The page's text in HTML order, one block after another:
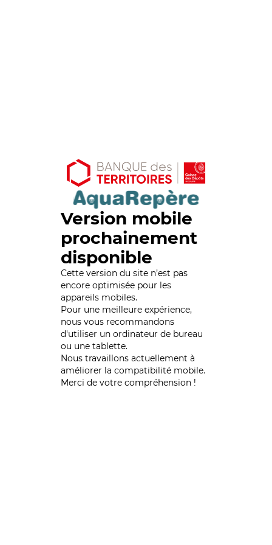
Version mobile
prochainement
disponible
Cette version du site n’est pas
encore optimisée pour les
appareils mobiles.
Pour une meilleure expérience,
nous vous recommandons
d'utiliser un ordinateur de bureau
ou une tablette.
Nous travaillons actuellement à
améliorer la compatibilité mobile.
Merci de votre compréhension !